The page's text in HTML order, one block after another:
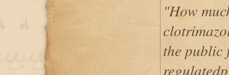
"How
the public